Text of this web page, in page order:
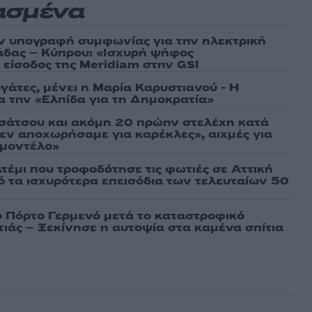
υπογραφή συμφωνίας για την ηλεκτρική
– Κύπρου: «Ισχυρή ψήφος
της Meridiam στην GSI
μένει η Μαρία Καρυστιανού - Η
την «Ελπίδα για τη Δημοκρατία»
και ακόμη 20 πρώην στελέχη κατά
αποχωρήσαμε για καρέκλες», αιχμές για
που τροφοδότησε τις φωτιές σε Αττική
τα ισχυρότερα επεισόδια των τελευταίων 50
Πόρτο Γερμενό μετά το καταστροφικό
– Ξεκίνησε η αυτοψία στα καμένα σπίτια